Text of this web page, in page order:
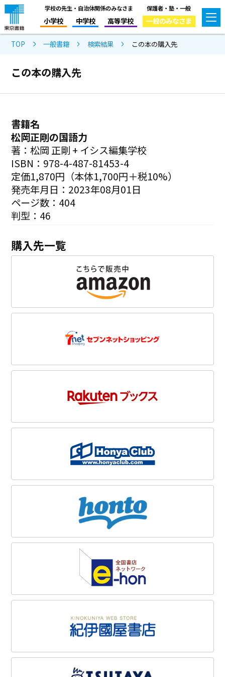
学校の先生・自治体関係のみなさま
小学校 中学校 高等学校
保護者・塾・一般
一般のみなさま
TOP 一般書籍 検索結果 この本の購入先
この本の購入先
書籍名
松岡正剛の国語力
著：松岡 正剛 + イシス編集学校
ISBN：978-4-487-81453-4
定価1,870円（本体1,700円＋税10%）
発売年月日：2023年08月01日
ページ数：404
判型：46
購入先一覧